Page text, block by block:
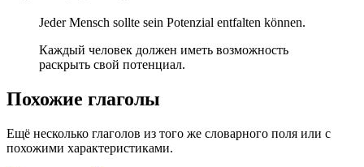
Jeder Mensch sollte sein Potenzial entfalten können.
Каждый человек должен иметь возможность
раскрыть свой потенциал.
Похожие глаголы
Ещё несколько глаголов из того же словарного поля или с
похожими характеристиками.